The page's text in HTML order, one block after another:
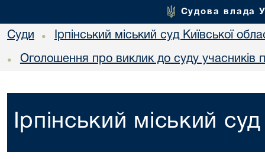
Судова влада
Суди • Ірпінський міський суд Київської
• Оголошення про виклик до суду учасників
Ірпінський міський